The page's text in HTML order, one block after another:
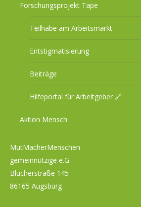
Forschungsprojekt Tape
Teilhabe am Arbeitsmarkt
Entstigmatisierung
Beiträge
Hilfeportal für Arbeitgeber 🔗
Aktion Mensch
MutMacherMenschen
gemeinnützige e.G.
Blücherstraße 145
86165 Augsburg